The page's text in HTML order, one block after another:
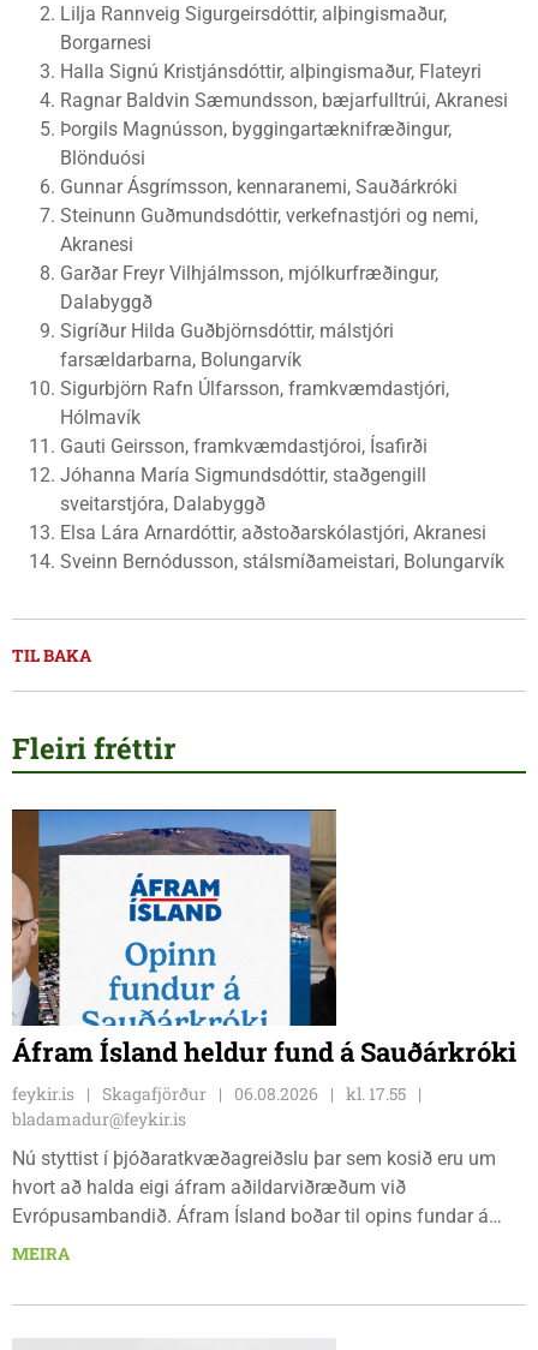
Lilja Rannveig Sigurgeirsdóttir, alþingismaður,
Borgarnesi
Halla Signú Kristjánsdóttir, alþingismaður, Flateyri
Ragnar Baldvin Sæmundsson, bæjarfulltrúi, Akranesi
Þorgils Magnússon, byggingartæknifræðingur,
Blönduósi
Gunnar Ásgrímsson, kennaranemi, Sauðárkróki
Steinunn Guðmundsdóttir, verkefnastjóri og nemi,
Akranesi
Garðar Freyr Vilhjálmsson, mjólkurfræðingur,
Dalabyggð
Sigríður Hilda Guðbjörnsdóttir, málstjóri
farsældarbarna, Bolungarvík
Sigurbjörn Rafn Úlfarsson, framkvæmdastjóri,
Hólmavík
Gauti Geirsson, framkvæmdastjóroi, Ísafirði
Jóhanna María Sigmundsdóttir, staðgengill
sveitarstjóra, Dalabyggð
Elsa Lára Arnardóttir, aðstoðarskólastjóri, Akranesi
Sveinn Bernódusson, stálsmíðameistari, Bolungarvík
TIL BAKA
Fleiri fréttir
Áfram Ísland heldur fund á Sauðárkróki
feykir.is Skagafjörður 06.08.2026
kl. 17.55
bladamadur@feykir.is
Nú styttist í þjóðaratkvæðagreiðslu þar sem kosið eru um
hvort að halda eigi áfram aðildarviðræðum við
Evrópusambandið. Áfram Ísland boðar til opins fundar á
Frímúrarasalnum Borgarmýri 1 á Sauðarkróki, laugardaginn
nauðsynleg.
MEIRA